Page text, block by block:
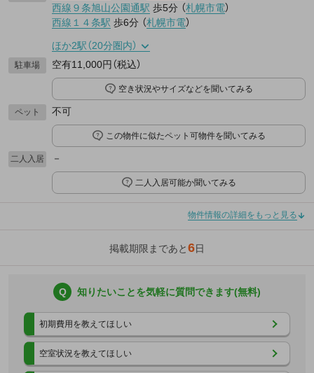
西線９条旭山公園通駅 歩5分 （札幌市電）
西線１４条駅 歩6分 （札幌市電）
ほか2駅（20分圏内）
駐車場 空有11,000円（税込）
空き状況やサイズなどを聞いてみる
ペット 不可
この物件に似たペット可物件を聞いてみる
二人入居 －
二人入居可能か聞いてみる
物件情報の詳細をもっと見る
掲載期限まであと6日
Q 知りたいことを気軽に質問できます(無料)
初期費用を教えてほしい
空室状況を教えてほしい